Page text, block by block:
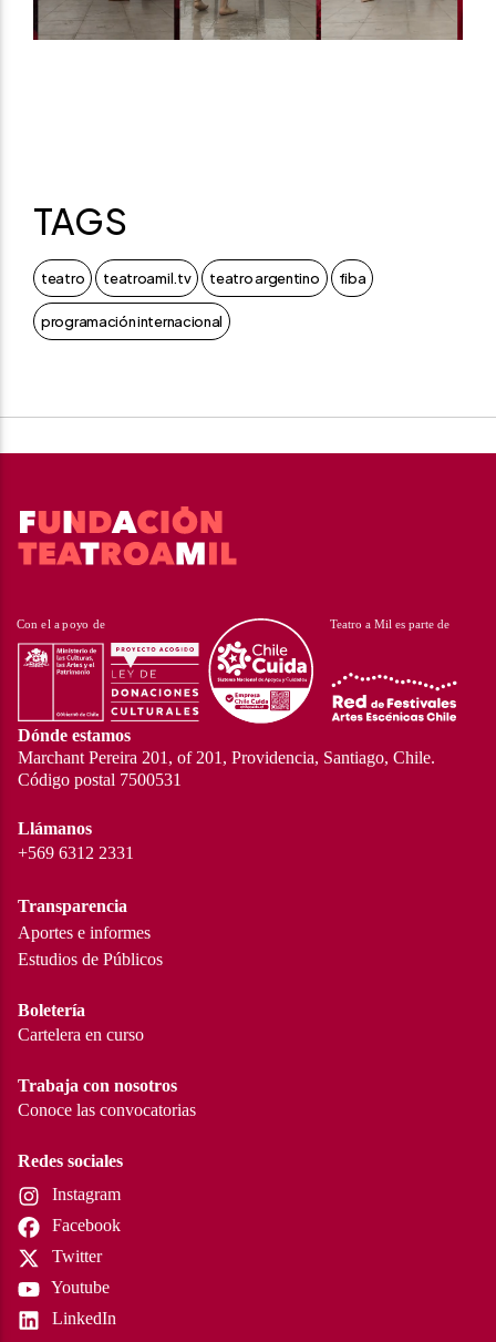
TAGS
teatro teatroamil.tv teatro argentino fiba
programación internacional
Dónde estamos
Marchant Pereira 201, of 201, Providencia, Santiago, Chile.
Código postal 7500531
Llámanos
+569 6312 2331
Transparencia
Aportes e informes
Estudios de Públicos
Boletería
Cartelera en curso
Trabaja con nosotros
Conoce las convocatorias
Redes sociales
Instagram
Facebook
Twitter
Youtube
LinkedIn